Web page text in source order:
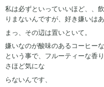
私は必ずといっていいほど、、
りまないんですが、好き嫌いは
まっ、その辺は置いといて。
嫌いなのが酸味のあるコーヒー
という事で、フルーティーな香
さほど気にな
らないんです、